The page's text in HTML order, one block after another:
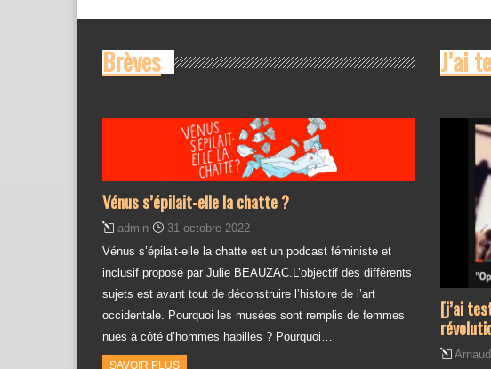
Brèves
Vénus s’épilait-elle la chatte ?
admin
31 octobre 2022
Vénus s’épilait-elle la chatte est un podcast féministe et
inclusif proposé par Julie BEAUZAC.L’objectif des différents
sujets est avant tout de déconstruire l’histoire de l’art
occidentale. Pourquoi les musées sont remplis de femmes
nues à côté d’hommes habillés ? Pourquoi…
SAVOIR PLUS
J’ai
[j’ai